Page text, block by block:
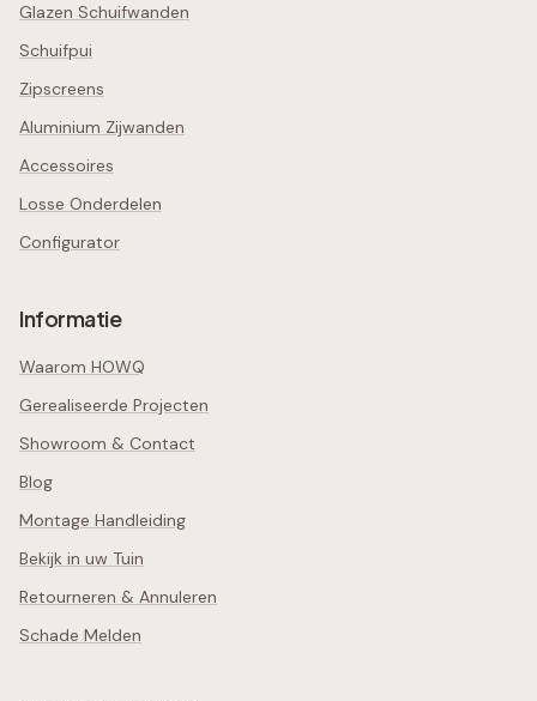
Glazen Schuifwanden
Schuifpui
Zipscreens
Aluminium Zijwanden
Accessoires
Losse Onderdelen
Configurator
Informatie
Waarom HOWQ
Gerealiseerde Projecten
Showroom & Contact
Blog
Montage Handleiding
Bekijk in uw Tuin
Retourneren & Annuleren
Schade Melden